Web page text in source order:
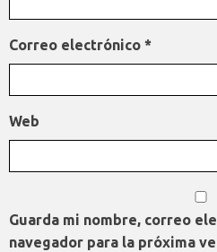
Correo electrónico *
Web
Guarda mi nombre, correo
navegador para la próxima